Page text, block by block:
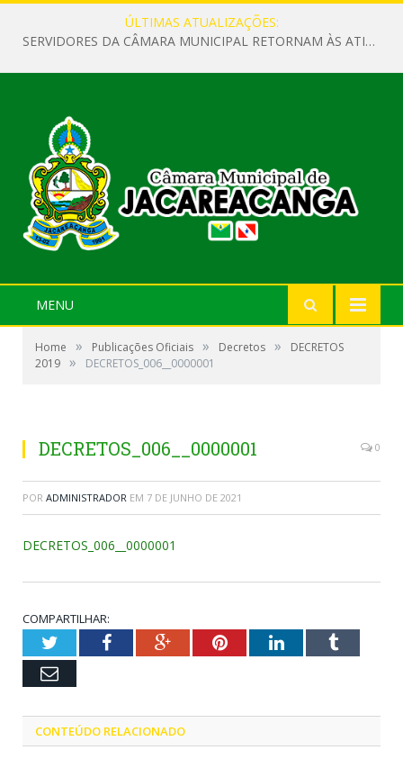
ÚLTIMAS ATUALIZAÇÕES:
SERVIDORES DA CÂMARA MUNICIPAL RETORNAM ÀS ATIVIDADES APÓS O RECESSO PARLAMENTAR
MENU
Home » Publicações Oficiais » Decretos »
DECRETOS
2019 » DECRETOS_006__0000001
DECRETOS_006__0000001 0
POR ADMINISTRADOR EM 7 DE JUNHO DE 2021
DECRETOS_006__0000001
COMPARTILHAR:
TwitterFacebookGoogle+PinterestLinkedInTumblr
Email
CONTEÚDO RELACIONADO